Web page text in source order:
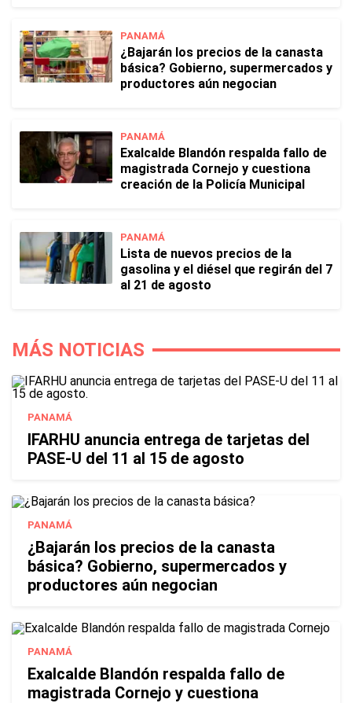
PANAMÁ
¿Bajarán los precios de la canasta
básica? Gobierno, supermercados y
productores aún negocian
PANAMÁ
Exalcalde Blandón respalda fallo de
magistrada Cornejo y cuestiona
creación de la Policía Municipal
PANAMÁ
Lista de nuevos precios de la
gasolina y el diésel que regirán del 7
al 21 de agosto
MÁS NOTICIAS
PANAMÁ
IFARHU anuncia entrega de tarjetas del
PASE-U del 11 al 15 de agosto
PANAMÁ
¿Bajarán los precios de la canasta
básica? Gobierno, supermercados y
productores aún negocian
PANAMÁ
Exalcalde Blandón respalda fallo de
magistrada Cornejo y cuestiona